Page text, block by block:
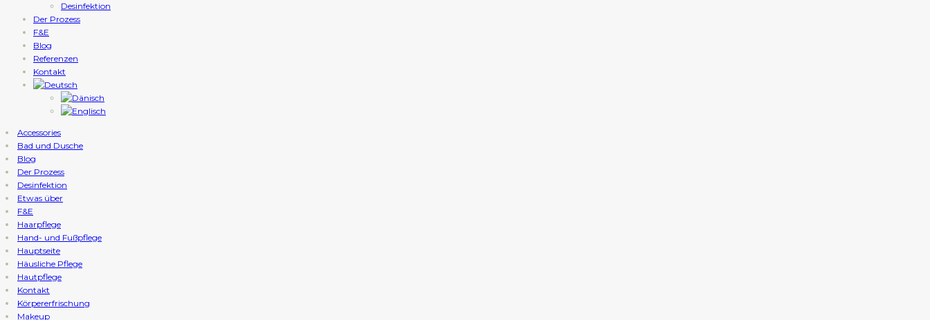
Desinfektion
Der Prozess
F&E
Blog
Referenzen
Kontakt
Accessories
Bad und Dusche
Blog
Der Prozess
Desinfektion
Etwas über
F&E
Haarpflege
Hand- und Fußpflege
Hauptseite
Häusliche Pflege
Hautpflege
Kontakt
Körpererfrischung
Makeup